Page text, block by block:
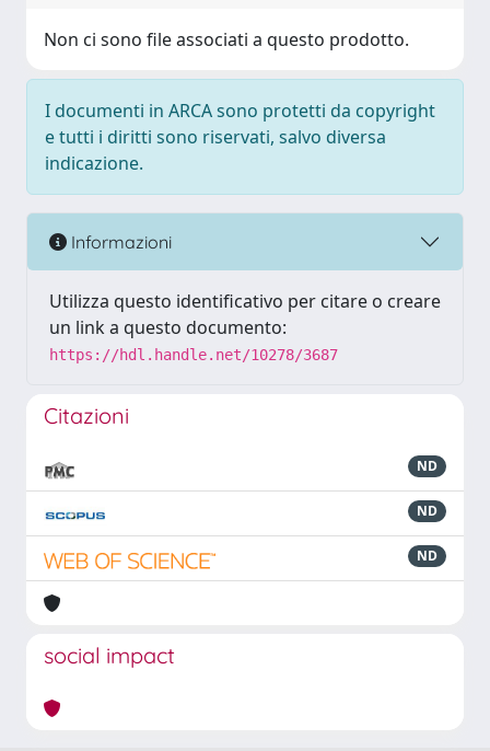
Non ci sono file associati a questo prodotto.
I documenti in ARCA sono protetti da copyright
e tutti i diritti sono riservati, salvo diversa
indicazione.
Informazioni
Utilizza questo identificativo per citare o creare
un link a questo documento:
https://hdl.handle.net/10278/3687
Citazioni
ND
ND
ND
social impact